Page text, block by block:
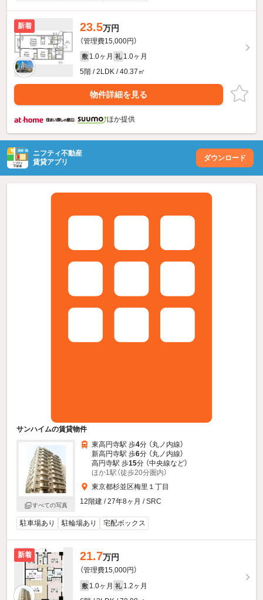
新着 23.5万円
（管理費15,000円）
敷 1.0ヶ月 礼 1.0ヶ月
5階 / 2LDK / 40.37㎡
物件詳細を見る
ほか提供
ニフティ不動産
賃貸アプリ
ダウンロード
サンハイムの賃貸物件
すべての写真
東高円寺駅 歩4分 （丸ノ内線）
新高円寺駅 歩6分 （丸ノ内線）
高円寺駅 歩15分 （中央線など）
ほか1駅（徒歩20分圏内）
東京都杉並区梅里１丁目
12階建 / 27年8ヶ月 / SRC
駐車場あり 駐輪場あり 宅配ボックス
新着 21.7万円
（管理費15,000円）
敷 1.0ヶ月 礼 1.2ヶ月